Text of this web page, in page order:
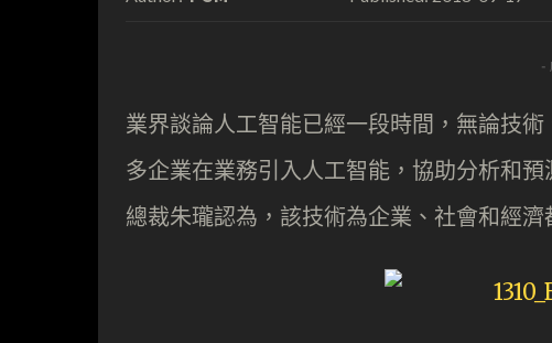
-
業界談論人工智能已經一段時間，無論技
多企業在業務引入人工智能，協助分析和
總裁朱瓏認為，該技術為企業、社會和經